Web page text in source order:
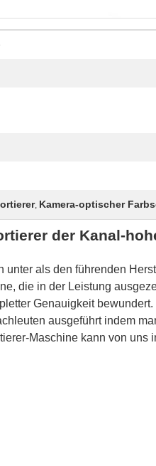
, Kamera-optischer
der Kanal-
unter als den führenden
die in der Leistung
Genauigkeit
ausgeführt indem
Maschine kann von